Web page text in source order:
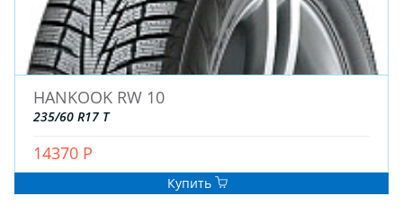
ВСЕСЕЗОННЫЕ
HANKOOK RW 10
235/60 R17 T
14370 Р
Купить